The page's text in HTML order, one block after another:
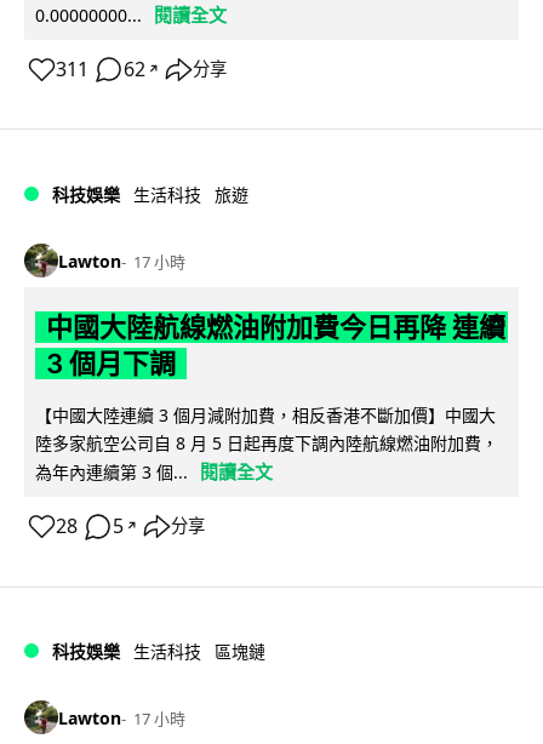
0.00000000...
閱讀全文
311 62 ↗ 分享
科技娛樂 生活科技 旅遊
Lawton 17 小時
中國大陸航線燃油附加費今日再降 連續
3 個月下調
【中國大陸連續 3 個月減附加費，相反香港不斷加價】中國大
陸多家航空公司自 8 月 5 日起再度下調內陸航線燃油附加費，
為年內連續第 3 個...
閱讀全文
28 5 ↗ 分享
科技娛樂 生活科技 區塊鏈
Lawton 17 小時